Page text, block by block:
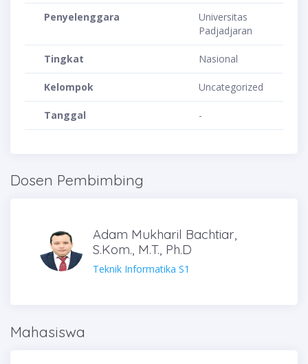
Penyelenggara
Universitas
Padjadjaran
Tingkat Nasional
Kelompok Uncategorized
Tanggal -
Dosen Pembimbing
Adam Mukharil Bachtiar,
S.Kom., M.T., Ph.D
Teknik Informatika S1
Mahasiswa